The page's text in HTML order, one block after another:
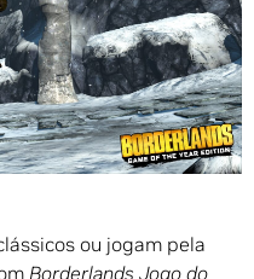
ou jogam pela
Borderlands Jogo do